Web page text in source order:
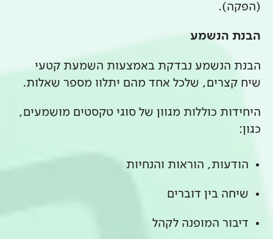
(הפקה).
הבנת הנשמע
הבנת הנשמע נבדקת באמצעות השמעת קטעי
שיח קצרים, שלכל אחד מהם יתלוו מספר שאלות.
היחידות כוללות מגוון של סוגי טקסטים מושמעים,
כגון:
הודעות, הוראות והנחיות
שיחה בין דוברים
דיבור המופנה לקהל